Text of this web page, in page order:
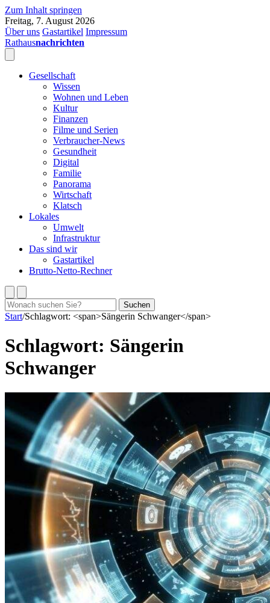
Zum Inhalt springen
Freitag, 7. August 2026
Über uns Gastartikel Impressum
Rathausnachrichten
Gesellschaft
Wissen
Wohnen und Leben
Kultur
Finanzen
Filme und Serien
Verbraucher-News
Gesundheit
Digital
Familie
Panorama
Wirtschaft
Klatsch
Lokales
Umwelt
Infrastruktur
Das sind wir
Gastartikel
Brutto-Netto-Rechner
Suchen
nach:
Suchen
Start/Schlagwort: <span>Sängerin Schwanger</span>
Schlagwort: Sängerin
Schwanger